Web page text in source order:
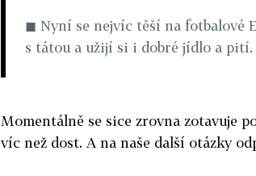
◼ Nyní se nejvíc těší na fotbalové
s tátou a užijí si i dobré jídlo a pití.
Momentálně se sice zrovna zotavuje
víc než dost. A na naše další otázky